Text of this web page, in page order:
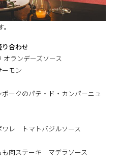
合わせ
オランデーズソース
ーモン
ークのパテ・ド・カンパーニュ
ワレ トマトバジルソース
も肉ステーキ マデラソース